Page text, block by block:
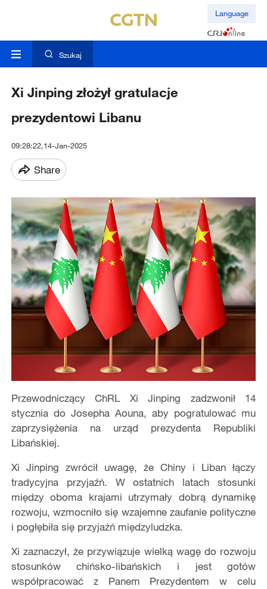
Language
Szukaj
Xi Jinping złożył gratulacje
prezydentowi Libanu
09:28:22,14-Jan-2025
Share
Przewodniczący ChRL Xi Jinping zadzwonił 14
stycznia do Josepha Aouna, aby pogratulować mu
zaprzysiężenia na urząd prezydenta Republiki
Libańskiej.
Xi Jinping zwrócił uwagę, że Chiny i Liban łączy
tradycyjna przyjaźń. W ostatnich latach stosunki
między oboma krajami utrzymały dobrą dynamikę
rozwoju, wzmocniło się wzajemne zaufanie polityczne
i pogłębiła się przyjaźń międzyludzka.
Xi zaznaczył, że przywiązuje wielką wagę do rozwoju
stosunków chińsko-libańskich i jest gotów
współpracować z Panem Prezydentem w celu